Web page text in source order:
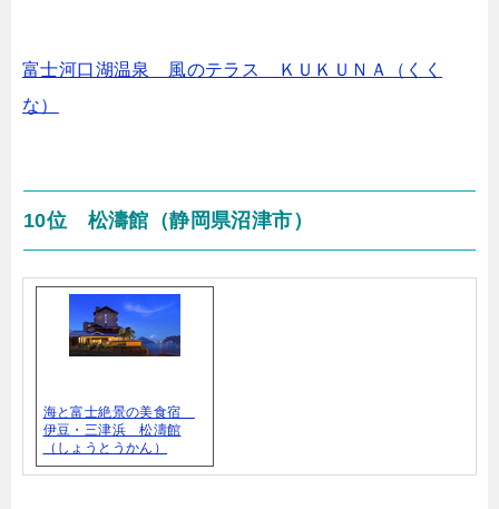
富士河口湖温泉 風のテラス ＫＵＫＵＮＡ（くく
な）
10位 松濤館（静岡県沼津市）
海と富士絶景の美食宿
伊豆・三津浜 松濤館
（しょうとうかん）